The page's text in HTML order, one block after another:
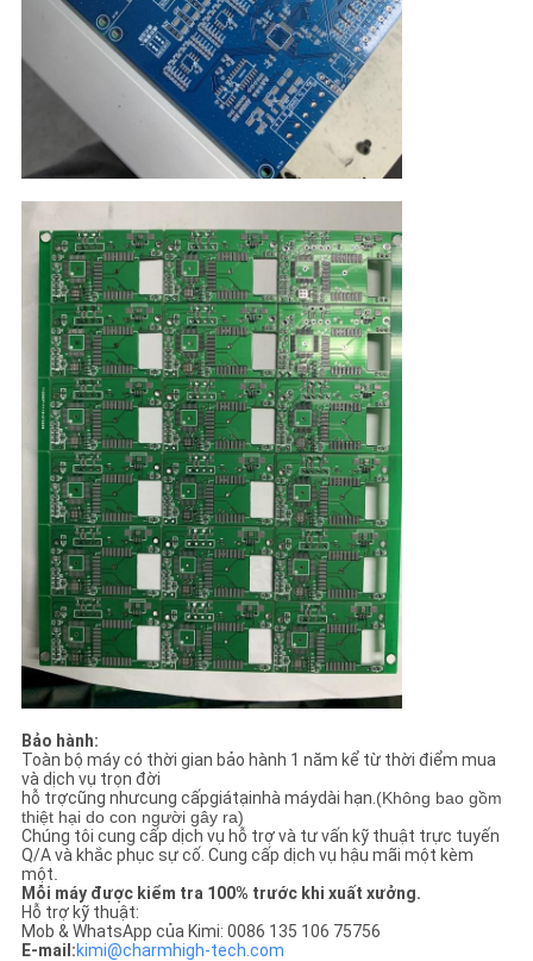
Bảo hành:
Toàn bộ máy có thời gian bảo hành 1 năm kể từ thời điểm mua
và dịch vụ trọn đời
hỗ trợcũng nhưcung cấpgiátạinhà máydài hạn. (Không bao gồm
thiệt hại do con người gây ra)
Chúng tôi cung cấp dịch vụ hỗ trợ và tư vấn kỹ thuật trực tuyến
Q/A và khắc phục sự cố. Cung cấp dịch vụ hậu mãi một kèm
một
Mỗi máy được kiểm tra 100% trước khi xuất xưởng.
Hỗ trợ kỹ thuật:
Mob & WhatsApp của Kimi: 0086 135 106 75756
E-mail:kimi@charmhigh-tech.com